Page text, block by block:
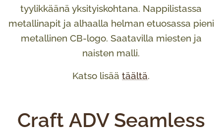
tyylikkäänä yksityiskohtana. Nappilistassa
metallinapit ja alhaalla helman etuosassa pieni
metallinen CB-logo. Saatavilla miesten ja
naisten malli.
Katso lisää täältä.
Craft ADV Seamless